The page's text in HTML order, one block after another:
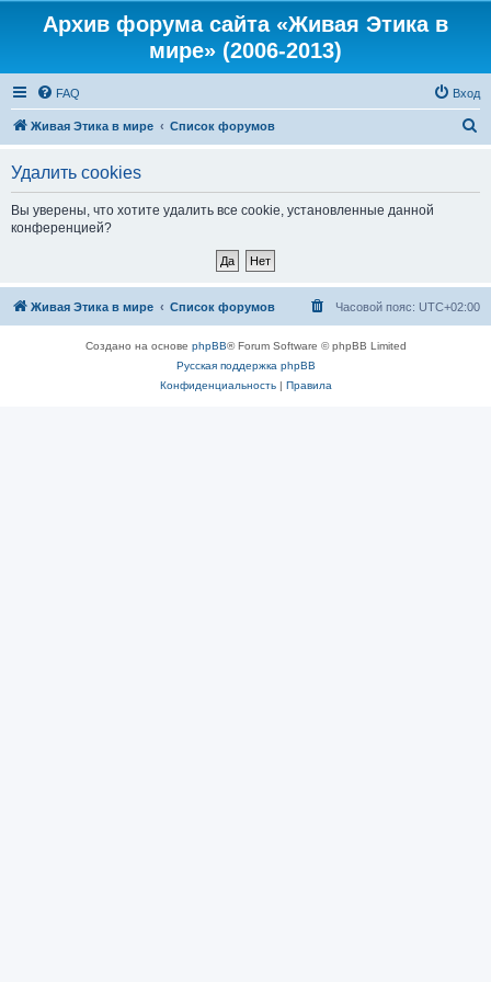
Архив форума сайта «Живая Этика в
мире» (2006-2013)
FAQ Вход
Живая Этика в мире Список форумов
Удалить cookies
Вы уверены, что хотите удалить все cookie, установленные данной
конференцией?
Живая Этика в мире Список форумов Часовой пояс: UTC+02:00
Создано на основе phpBB® Forum Software © phpBB Limited
Русская поддержка phpBB
Конфиденциальность| Правила